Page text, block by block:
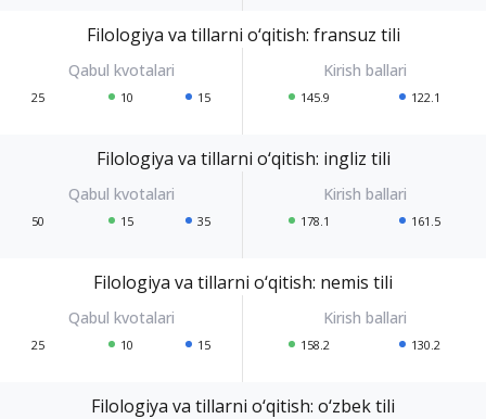
Filologiya va tillarni o‘qitish: fransuz tili
25 10 15 145.9 122.1
Filologiya va tillarni o‘qitish: ingliz tili
50 15 35 178.1 161.5
Filologiya va tillarni o‘qitish: nemis tili
25 10 15 158.2 130.2
Filologiya va tillarni o‘qitish: o‘zbek tili